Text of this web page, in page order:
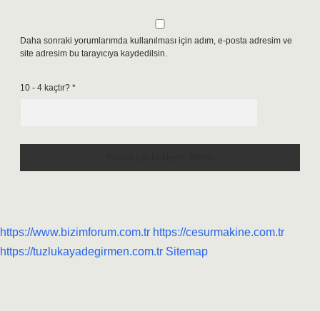
Daha sonraki yorumlarımda kullanılması için adım, e-posta adresim ve
site adresim bu tarayıcıya kaydedilsin.
10 - 4 kaçtır? *
https://www.bizimforum.com.tr https://cesurmakine.com.tr
https://tuzlukayadegirmen.com.tr Sitemap